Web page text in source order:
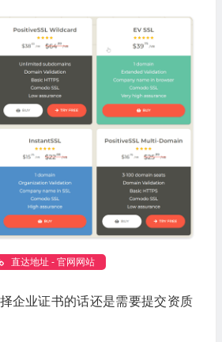
直达地址 - 官网网站
企业证书的话还是需要提交资质